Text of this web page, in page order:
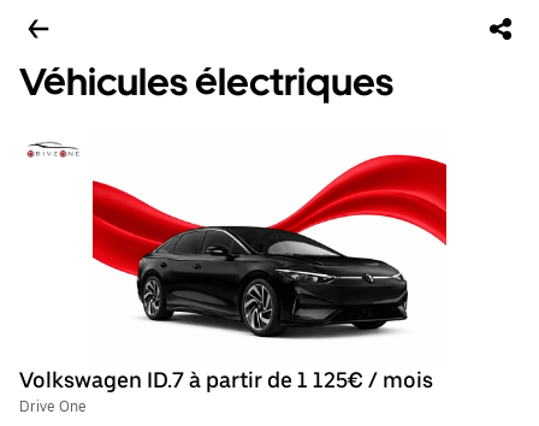
Véhicules électriques
Volkswagen ID.7 à partir de 1 125€ / mois
Drive One